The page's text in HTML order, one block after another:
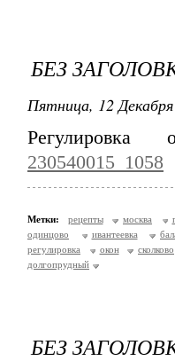
БЕЗ
Пятница, 12
230540015_1058
Метки: рецепты москва
одинцово
ивантеевка
регулировка
окон
сколково
долгопрудный
БЕЗ